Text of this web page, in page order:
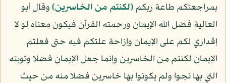
بمراجعتكم طاعة ربكم﴿لكنتم من الخاسرين﴾وقال أبو
العالية فضل الله الإيمان ورحمته القرآن فيكون معناه لو لا
إقداري لكم على الإيمان وإزاحة علتكم فيه حتى فعلتم
الإيمان لكنتم من الخاسرين وإنما جعل الإيمان فضلا وتوبته
التي بها نجوا ولم يكونوا بها خاسرين فضلا منه من حيث